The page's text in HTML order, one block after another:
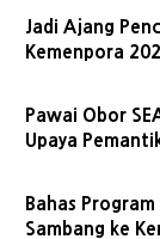
Jadi Ajang
Kemenpora
Pawai Obor
Upaya
Bahas
Sambang ke